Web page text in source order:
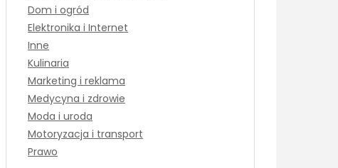
Dom i ogród
Elektronika i Internet
Inne
Kulinaria
Marketing i reklama
Medycyna i zdrowie
Moda i uroda
Motoryzacja i transport
Prawo